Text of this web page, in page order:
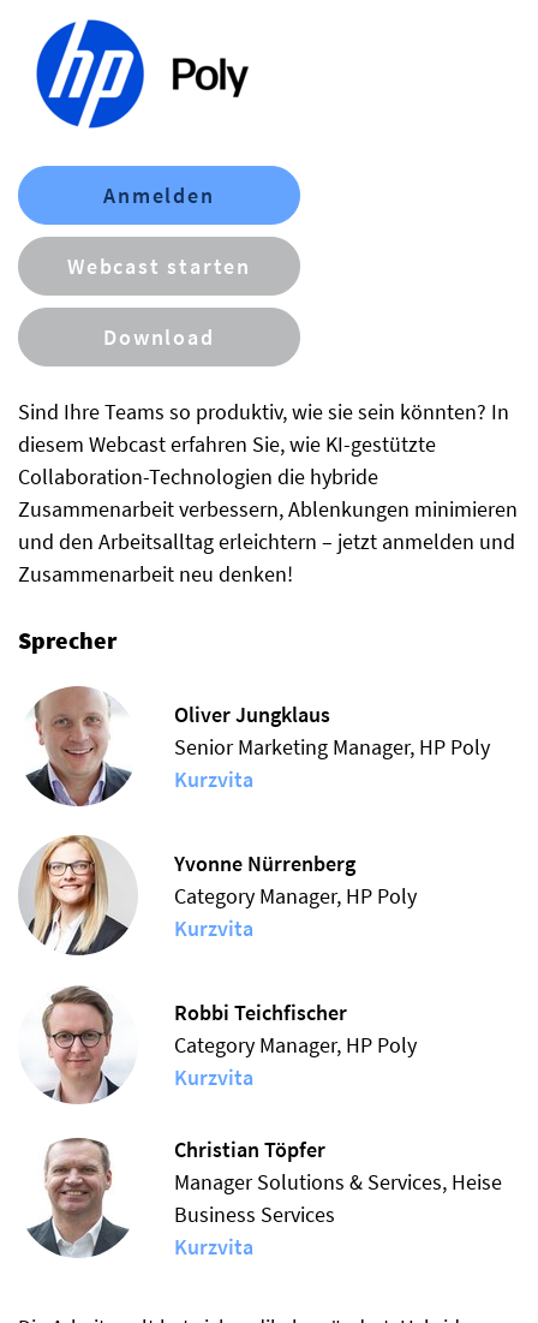
Sind Ihre Teams so produktiv, wie sie sein könnten? In
diesem Webcast erfahren Sie, wie KI-gestützte
Collaboration-Technologien die hybride
Zusammenarbeit verbessern, Ablenkungen minimieren
und den Arbeitsalltag erleichtern – jetzt anmelden und
Zusammenarbeit neu denken!
Sprecher
Oliver Jungklaus
Senior Marketing Manager, HP Poly
Kurzvita
Yvonne Nürrenberg
Category Manager, HP Poly
Kurzvita
Robbi Teichfischer
Category Manager, HP Poly
Kurzvita
Christian Töpfer
Manager Solutions & Services, Heise
Business Services
Kurzvita
Anmelden
Webcast starten
Download